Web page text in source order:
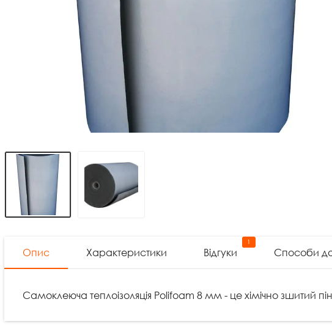
Опис Характеристики
1
Відгуки Способи
Самоклеюча теплоізоляція Polifoam 8 мм - це хімічно